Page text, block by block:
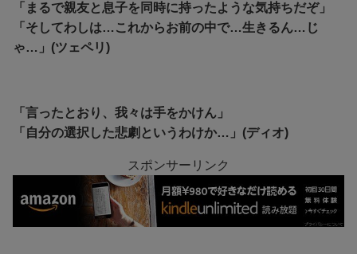
「まるで親友と息子を同時に持ったような気持ちだぞ」
「そしてわしは…これからお前の中で…生きるん…じ
ゃ…」(ツェペリ)
「言ったとおり、我々は手をかけん」
「自分の選択した悲劇というわけか…」(ディオ)
スポンサーリンク